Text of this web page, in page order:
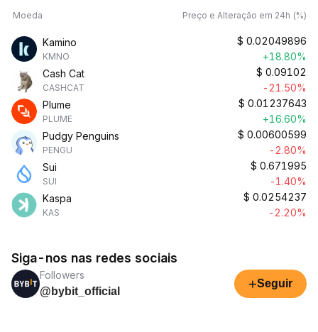
Moeda Preço e Alteração em 24h (%)
Kamino
KMNO
$ 0.02049896
+18.80%
Cash Cat
CASHCAT
$ 0.09102
-21.50%
Plume
PLUME
$ 0.01237643
+16.60%
Pudgy Penguins
PENGU
$ 0.00600599
-2.80%
Sui
SUI
$ 0.671995
-1.40%
Kaspa
KAS
$ 0.0254237
-2.20%
Siga-nos nas redes sociais
Followers
@bybit_official
+Seguir